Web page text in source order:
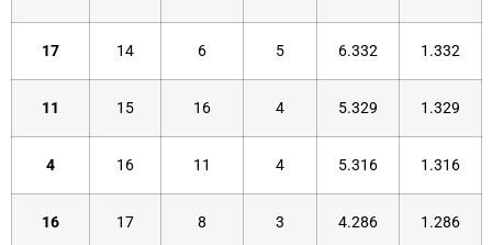
17 14 6 5 6.332 1.332
11 15 16 4 5.329 1.329
4 16 11 4 5.316 1.316
16 17 8 3 4.286 1.286